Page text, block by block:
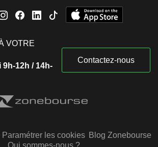
VOTRE
9h-12h / 14h-
Contactez-nous
Paramétrer les cookies Blog Zonebourse
Qui sommes-nous ?